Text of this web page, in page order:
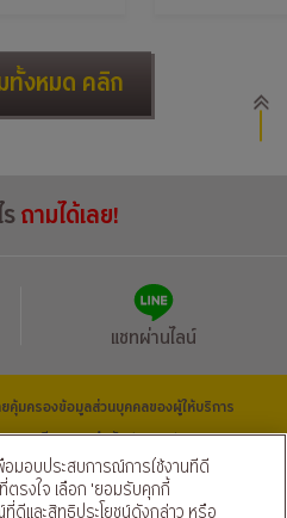
ทั้งหมด คลิก
ถามได้เลย!
แชทผ่านไลน์
ยคุ้มครองข้อมูลส่วนบุคคลของผู้ให้บริการ
กรุงศรีอยุธยา จำกัด (มหาชน) และ
ล ออโต้ ลีส จำกัด (มหาชน)
ด้ที่
อมอบประสบการณ์การใช้งานที่ดี
ตรงใจ เลือก 'ยอมรับคุกกี้
ดีและสิทธิประโยชน์ดังกล่าว หรือ